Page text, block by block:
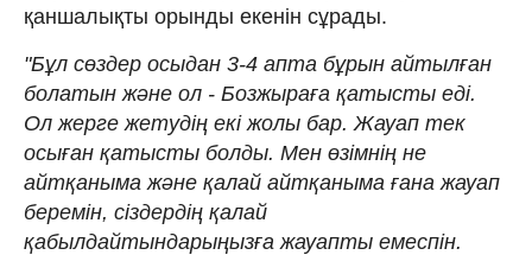
қаншалықты орынды екенін сұрады.
"Бұл сөздер осыдан 3-4 апта бұрын айтылған
болатын және ол - Бозжыраға қатысты еді.
Ол жерге жетудің екі жолы бар. Жауап тек
осыған қатысты болды. Мен өзімнің не
айтқаныма және қалай айтқаныма ғана жауап
беремін, сіздердің қалай
қабылдайтындарыңызға жауапты емеспін.